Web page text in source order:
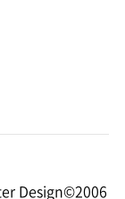
Design©2006